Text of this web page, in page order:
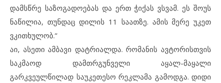
დამსწრე საზოგადოებას და ერთ ჭიქას ვსვამ. ეს შოუს
ნაწილია, თუნდაც დილის 11 საათზე. ამის მერე უკეთ
ვკითხულობ.”
აი, ასეთი ამბავი დატრიალდა. რომანის ავტორისთვის
საკმაოდ დამთრგუნველი აყალ-მაყალი
გარკვეულწილად საუკეთესო რეკლამა გამოდგა. დიდი